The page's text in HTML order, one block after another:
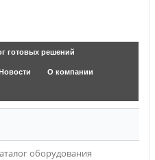
готовых решений
О компании
оборудования